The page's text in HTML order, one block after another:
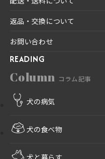
返品・交換について
お問い合わせ
READING
Column コラム記事
犬の病気
犬の食べ物